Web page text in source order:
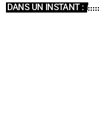
DANS UN INSTANT :